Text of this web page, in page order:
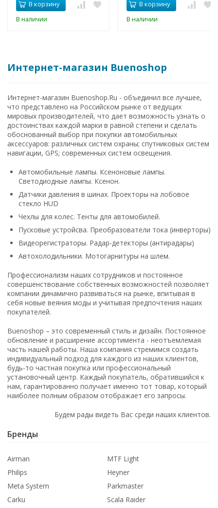
В корзину
В наличии
В корзину
В наличии
Интернет-магазин Buenoshop
Интернет-магазин Buenoshop.Ru - объединил все лучшее,
что представлено на Российском рынке от ведущих
мировых производителей, что дает возможность узнать о
достоинствах каждой марки в равной степени и сделать
обоснованный выбор при покупки автомобильных
аксессуаров: различных систем охраны; спутниковых систем
навигации, GPS; современных систем освещения.
Автомобильные лампы. Ксеноновые лампы.
Светодиодные лампы. Ксенон.
Датчики давления в шинах. Проекторы на лобовое
стекло HUD
Чехлы для колес. Тенты для автомобилей.
Пусковые устройсва. Преобразователи тока (инверторы)
Видеорегистраторы. Радар-детекторы (антирадары)
Автохолодильники. Мотогарнитуры на шлем.
Профессионализм наших сотрудников и постоянное
совершенствование собственных возможностей позволяет
компании динамично развиваться на рынке, впитывая в
себя новые веяния моды и учитывая предпочтения наших
покупателей.
Buenoshop – это современный стиль и дизайн. Постоянное
обновление и расширение ассортимента - неотъемлемая
часть нашей работы. Наша компания стремимся создать
индивидуальный подход для каждого из наших клиентов,
будь-то частная покупка или профессиональный
установочный центр. Каждый покупатель, обратившийся к
нам, гарантированно получает именно тот товар, который
наиболее полным образом отображает его запросы.
Будем рады видеть Вас среди наших клиентов.
Бренды
Airman
MTF Light
Philips
Heyner
Meta System
Parkmaster
Carku
Scala Raider